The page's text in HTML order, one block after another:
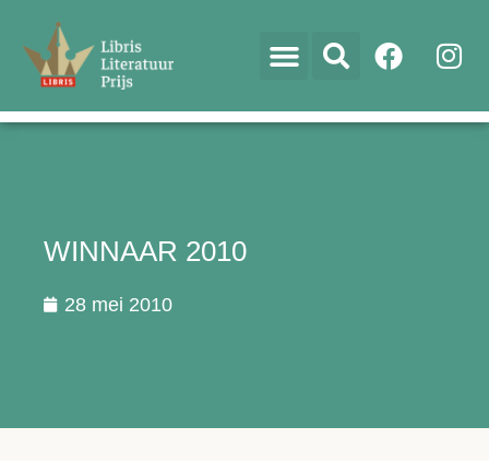
WINNAAR 2010
28 mei 2010